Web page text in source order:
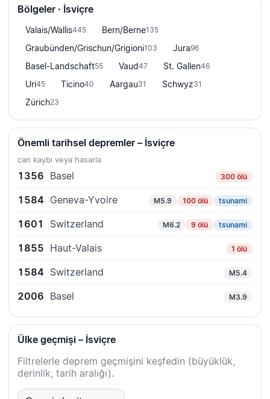
Bölgeler · İsviçre
Valais/Wallis445 Bern/Berne135
Graubünden/Grischun/Grigioni103 Jura96
Basel-Landschaft55 Vaud47 St. Gallen46
Uri45 Ticino40 Aargau31 Schwyz31
Zürich23
Önemli tarihsel depremler – İsviçre
can kaybı veya hasarla
1356 Basel 300 ölü
1584 Geneva-Yvoire M5.9 100 ölü tsunami
1601 Switzerland M6.2 9 ölü tsunami
1855 Haut-Valais 1 ölü
1584 Switzerland M5.4
2006 Basel M3.9
Ülke geçmişi – İsviçre
Filtrelerle deprem geçmişini keşfedin (büyüklük,
derinlik, tarih aralığı).